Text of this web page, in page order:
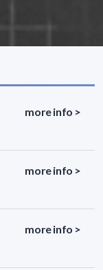
more info >
more info >
more info >